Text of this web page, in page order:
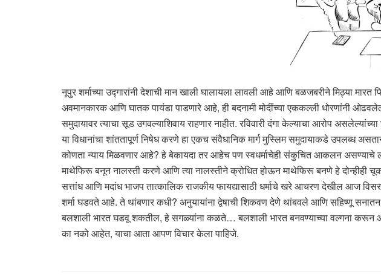
नूपुर शर्माच्या उद्गारांनी देशाची मान खाली घालायला लावली आहे आणि बळजबरीने मिठ्या
अवमानकारक आणि घातक पायंडा पाडणारे आहे, ही बदनामी मोदींच्या एककल्ली धोरणांनी
समुदायावर त्याचा सूड उगवल्याशिवाय राहणार नाहीत. रविवारी दंगा केल्याचा आरोप
या विधानांचा शांततापूर्ण निषेध करणे हा एकच संवैधानिक मार्ग मुस्लिम समुदायाकडे उपलब्ध
कोणता न्याय मिळवणार आहे? हे बेकायदा तर आहेच पण स्वधर्माचेही संकुचित आकलन असण्याचे
माथेफिरू बनून नालस्ती करणे आणि त्या नालस्तीने क्रोधित होऊन माथेफिरू बनणे हे दोन्हीही
सत्तांध आणि मदांध भाजप तात्कालिक राजकीय फायद्यासाठी धर्माचे खरे आचरण देखील आज
शर्मा घडवते आहे. ते थांबणार कधी? अनुयायांना द्वेषाची शिकवण देणे थांबवले आणि सहिष्णू
बलशाली भारत घडवू शकतील, हे सगळ्यांना कळते… बलशाली भारत बनवण्याच्या वल्गना करून
का नको आहेत, याचा आता आपण विचार केला पाहिजे.